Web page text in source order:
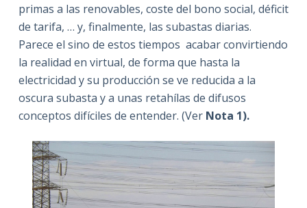
primas a las renovables, coste del bono social, déficit
de tarifa, … y, finalmente, las subastas diarias.
Parece el sino de estos tiempos acabar convirtiendo
la realidad en virtual, de forma que hasta la
electricidad y su producción se ve reducida a la
oscura subasta y a unas retahílas de difusos
conceptos difíciles de entender. (Ver Nota 1).